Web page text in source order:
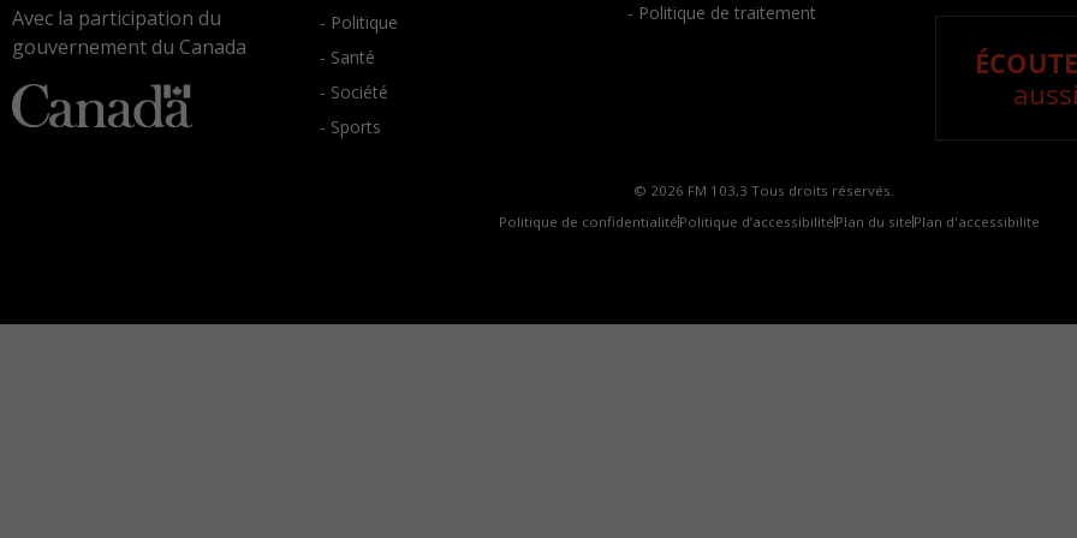
Avec la participation du
gouvernement du Canada
- Politique
- Santé
- Société
- Sports
- Politique de traitement
© 2026 FM 103,3 Tous droits réservés.
Politique de confidentialité Politique d’accessibilité Plan du site Plan d'accessibilite